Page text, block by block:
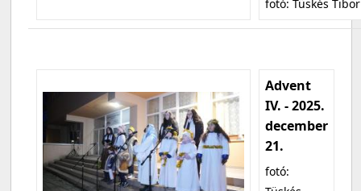
fotó: Tüskés Tibor
Advent
IV. - 2025.
december
21.
fotó: